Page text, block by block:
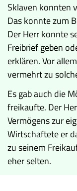
Sklaven konnten
Das konnte zum
Der Herr konnte
Freibrief geben
erklären. Vor
vermehrt zu
Es gab auch die
freikaufte. Der
Vermögens zur
Wirtschaftete er
zu seinem
eher selten.